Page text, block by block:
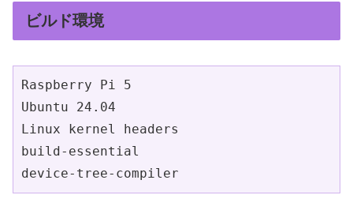
ビルド環境
Raspberry Pi 5
Ubuntu 24.04
Linux kernel headers
build-essential
device-tree-compiler